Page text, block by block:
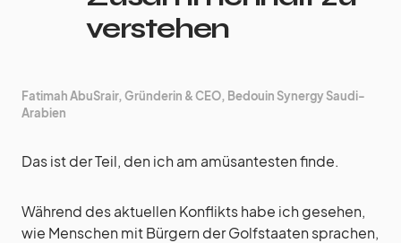
verstehen
Fatimah AbuSrair, Gründerin & CEO, Bedouin Synergy Saudi-
Arabien
Das ist der Teil, den ich am amüsantesten finde.
Während des aktuellen Konflikts habe ich gesehen,
wie Menschen mit Bürgern der Golfstaaten sprachen,